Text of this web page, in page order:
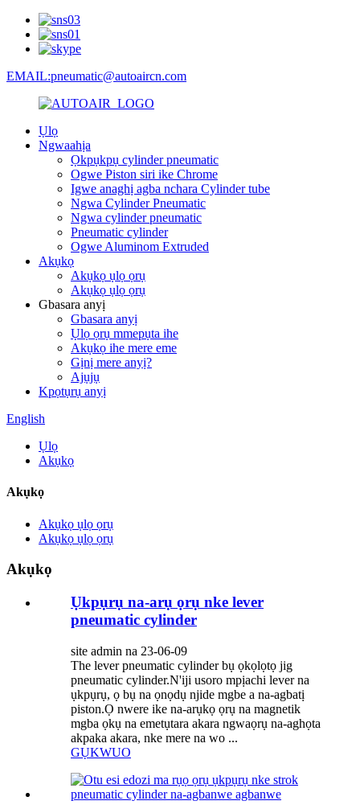
EMAIL:pneumatic@autoaircn.com
Ụlọ
Ngwaahịa
Ọkpụkpụ cylinder pneumatic
Ogwe Piston siri ike Chrome
Igwe anaghị agba nchara Cylinder tube
Ngwa Cylinder Pneumatic
Ngwa cylinder pneumatic
Pneumatic cylinder
Ogwe Aluminom Extruded
Akụkọ
Akụkọ ụlọ ọrụ
Akụkọ ụlọ ọrụ
Gbasara anyị
Gbasara anyị
Ụlọ ọrụ mmepụta ihe
Akụkọ ihe mere eme
Gịnị mere anyị?
Ajụjụ
Kpọtụrụ anyị
English
Ụlọ
Akụkọ
Akụkọ
Akụkọ ụlọ ọrụ
Akụkọ ụlọ ọrụ
Akụkọ
Ụkpụrụ na-arụ ọrụ nke lever
pneumatic cylinder
site admin na 23-06-09
The lever pneumatic cylinder bụ ọkọlọtọ jig
pneumatic cylinder.N'iji usoro mpịachi lever na
ụkpụrụ, ọ bụ na ọnọdụ njide mgbe a na-agbatị
piston.Ọ nwere ike na-arụkọ ọrụ na magnetik
mgba ọkụ na emetụtara akara ngwaọrụ na-aghọta
akpaka akara, nke mere na wo ...
GỤKWUO